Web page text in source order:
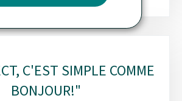
C'EST SIMPLE COMME
BONJOUR!"